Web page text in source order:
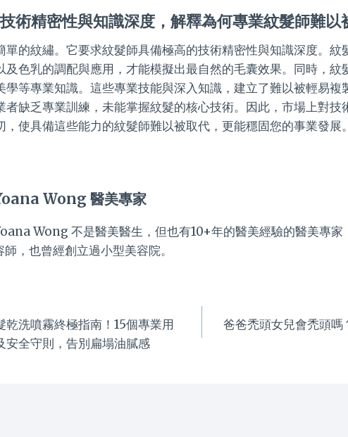
術精密性與知識深度，解釋為何專業紋髮師難以
單的紋繡。它要求紋髮師具備極高的技術精密性與知識深度。紋
及色乳的調配與應用，才能模擬出最自然的毛囊效果。同時，紋
學等專業知識。這些專業技能與深入知識，建立了難以被輕易複
者缺乏專業訓練，未能掌握紋髮的核心技術。因此，市場上對技
，使具備這些能力的紋髮師難以被取代，更能穩固您的事業發展。
Wong 醫美專家
Wong 不是醫美醫生，但也有10+年的醫美經驗的醫美專家
師，也曾經創立過小型美容院。
乾洗噴霧終極指南！15個專業用
安全守則，告別扁塌油膩感
爸爸禿頭女兒會禿頭